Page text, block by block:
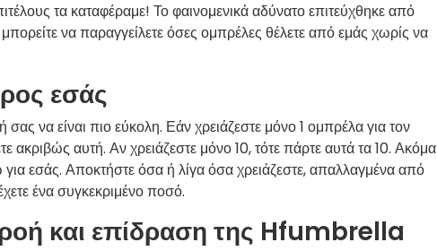
τα καταφέραμε! Το φαινομενικά αδύνατο επιτεύχθηκε από
να παραγγείλετε όσες ομπρέλες θέλετε από εμάς χωρίς να
εσάς
να είναι πιο εύκολη. Εάν χρειάζεστε μόνο 1 ομπρέλα για τον
ακριβώς αυτή. Αν χρειάζεστε μόνο 10, τότε πάρτε αυτά τα 10. Ακόμα
για εσάς. Αποκτήστε όσα ή λίγα όσα χρειάζεστε, απαλλαγμένα από
ένα συγκεκριμένο ποσό.
και επίδραση της Hfumbrella